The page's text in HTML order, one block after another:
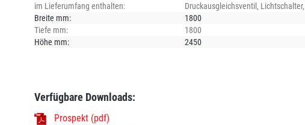
Verfügbare Downloads:
Prospekt (pdf)
im Lieferumfang enthalten:
Druckausgleichsventil , Lichtschalter
Breite mm:
1800
Tiefe mm:
1800
Höhe mm:
2450